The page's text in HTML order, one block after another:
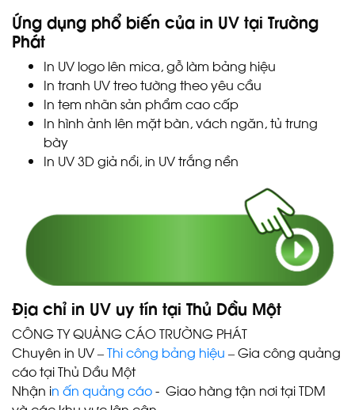
Ứng dụng phổ biến của in UV tại Trường
Phát
In UV logo lên mica, gỗ làm bảng hiệu
In tranh UV treo tường theo yêu cầu
In tem nhãn sản phẩm cao cấp
In hình ảnh lên mặt bàn, vách ngăn, tủ trưng
bày
In UV 3D giả nổi, in UV trắng nền
Địa chỉ in UV uy tín tại Thủ Dầu Một
CÔNG TY QUẢNG CÁO TRƯỜNG PHÁT
Chuyên in UV –Thi công bảng hiệu – Gia công quảng
cáo tại Thủ Dầu Một
Nhận in ấn quảng cáo- Giao hàng tận nơi tại TDM